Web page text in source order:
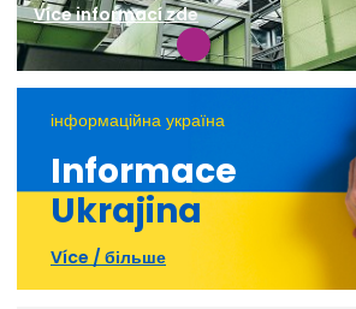
Více informací zde
інформаційна україна
Informace
Ukrajina
Více / більше